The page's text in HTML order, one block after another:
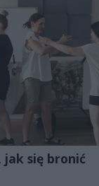
jak się bronić